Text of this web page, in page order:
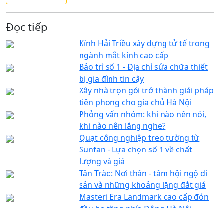
Đọc tiếp
Kính Hải Triều xây dựng tử tế trong
ngành mắt kính cao cấp
Bảo trì số 1 - Địa chỉ sửa chữa thiết
bị gia đình tin cậy
Xây nhà trọn gói trở thành giải pháp
tiên phong cho gia chủ Hà Nội
Phỏng vấn nhóm: khi nào nên nói,
khi nào nên lắng nghe?
Quạt công nghiệp treo tường từ
Sunfan - Lựa chọn số 1 về chất
lượng và giá
Tân Trào: Nơi thân - tâm hội ngộ di
sản và những khoảng lặng đắt giá
Masteri Era Landmark cao cấp đón